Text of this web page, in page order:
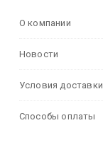
О компании
Новости
Условия доставки
Способы оплаты